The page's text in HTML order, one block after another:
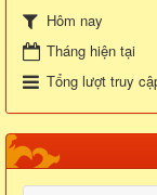
Hôm nay
Tháng hiện tại
Tổng lượt truy